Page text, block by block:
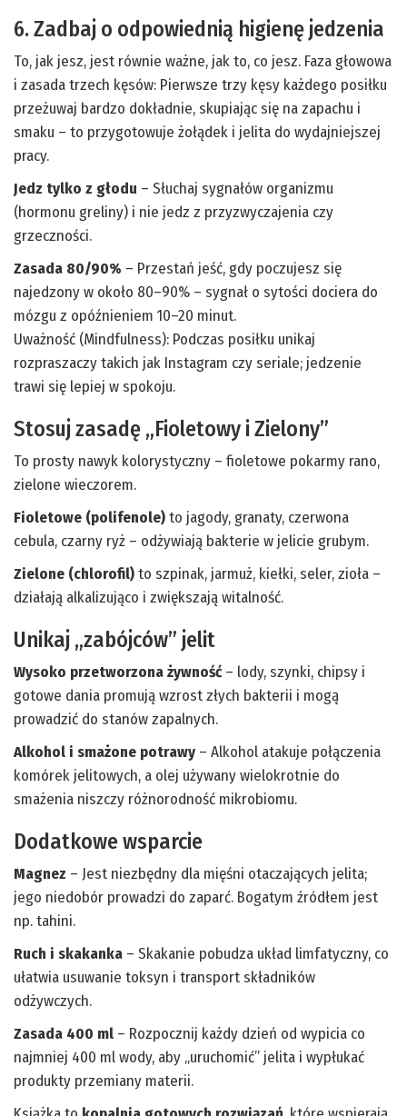
6. Zadbaj o odpowiednią higienę jedzenia
To, jak jesz, jest równie ważne, jak to, co jesz. Faza głowowa
i zasada trzech kęsów: Pierwsze trzy kęsy każdego posiłku
przeżuwaj bardzo dokładnie, skupiając się na zapachu i
smaku – to przygotowuje żołądek i jelita do wydajniejszej
pracy.
Jedz tylko z głodu – Słuchaj sygnałów organizmu
(hormonu greliny) i nie jedz z przyzwyczajenia czy
grzeczności.
Zasada 80/90% – Przestań jeść, gdy poczujesz się
najedzony w około 80–90% – sygnał o sytości dociera do
mózgu z opóźnieniem 10–20 minut.
Uważność (Mindfulness): Podczas posiłku unikaj
rozpraszaczy takich jak Instagram czy seriale; jedzenie
trawi się lepiej w spokoju.
Stosuj zasadę „Fioletowy i Zielony”
To prosty nawyk kolorystyczny – fioletowe pokarmy rano,
zielone wieczorem.
Fioletowe (polifenole)to jagody, granaty, czerwona
cebula, czarny ryż – odżywiają bakterie w jelicie grubym.
Zielone (chlorofil)to szpinak, jarmuż, kiełki, seler, zioła –
działają alkalizująco i zwiększają witalność.
Unikaj „zabójców” jelit
Wysoko przetworzona żywność– lody, szynki, chipsy i
gotowe dania promują wzrost złych bakterii i mogą
prowadzić do stanów zapalnych.
Alkohol i smażone potrawy – Alkohol atakuje połączenia
komórek jelitowych, a olej używany wielokrotnie do
smażenia niszczy różnorodność mikrobiomu.
Dodatkowe wsparcie
Magnez – Jest niezbędny dla mięśni otaczających jelita;
jego niedobór prowadzi do zaparć. Bogatym źródłem jest
np. tahini.
Ruch i skakanka – Skakanie pobudza układ limfatyczny, co
ułatwia usuwanie toksyn i transport składników
odżywczych.
Zasada 400 ml – Rozpocznij każdy dzień od wypicia co
najmniej 400 ml wody, aby „uruchomić” jelita i wypłukać
produkty przemiany materii.